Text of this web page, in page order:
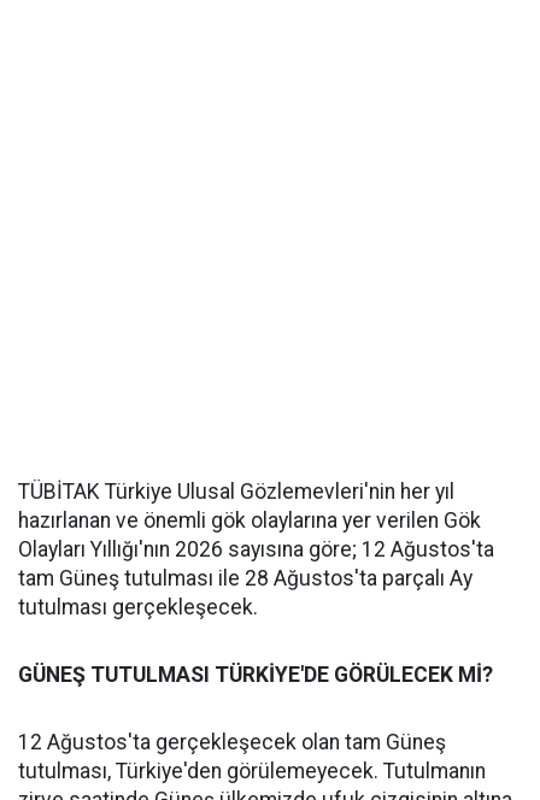
TÜBİTAK Türkiye Ulusal Gözlemevleri'nin her yıl
hazırlanan ve önemli gök olaylarına yer verilen Gök
Olayları Yıllığı'nın 2026 sayısına göre; 12 Ağustos'ta
tam Güneş tutulması ile 28 Ağustos'ta parçalı Ay
tutulması gerçekleşecek.
GÜNEŞ TUTULMASI TÜRKİYE'DE GÖRÜLECEK Mİ?
12 Ağustos'ta gerçekleşecek olan tam Güneş
tutulması, Türkiye'den görülemeyecek. Tutulmanın